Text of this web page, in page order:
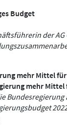
Budget
der
mehr Mittel
mehr